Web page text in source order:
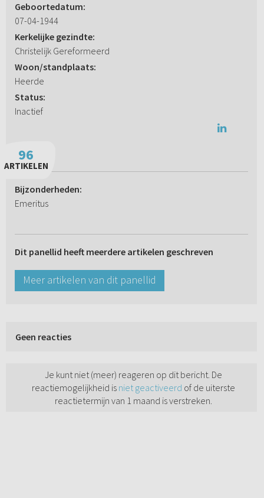
Geboortedatum:
07-04-1944
Kerkelijke gezindte:
Christelijk Gereformeerd
Woon/standplaats:
Heerde
Status:
Inactief
96
ARTIKELEN
Bijzonderheden:
Emeritus
Dit panellid heeft meerdere artikelen geschreven
Meer artikelen van dit panellid
Geen reacties
Je kunt niet (meer) reageren op dit bericht. De
reactiemogelijkheid is niet geactiveerd of de uiterste
reactietermijn van 1 maand is verstreken.